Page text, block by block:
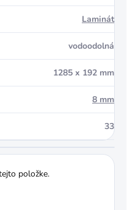
Laminát
vodoodolná
1285 x 192 mm
8 mm
33
položke.